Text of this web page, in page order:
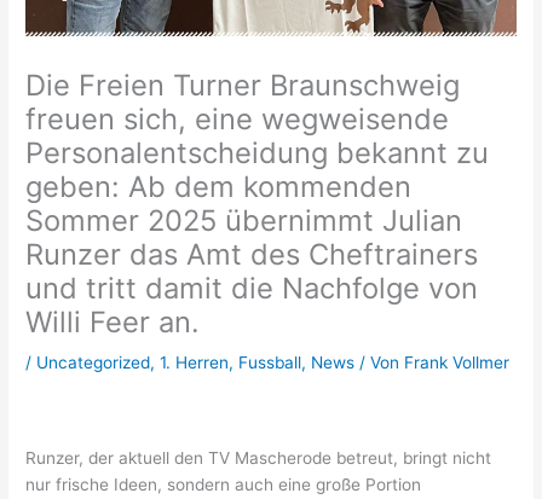
Die Freien Turner Braunschweig
freuen sich, eine wegweisende
Personalentscheidung bekannt zu
geben: Ab dem kommenden
Sommer 2025 übernimmt Julian
Runzer das Amt des Cheftrainers
und tritt damit die Nachfolge von
Willi Feer an.
/ Uncategorized,1. Herren, Fussball, News / Von Frank Vollmer
Runzer, der aktuell den TV Mascherode betreut, bringt nicht
nur frische Ideen, sondern auch eine große Portion